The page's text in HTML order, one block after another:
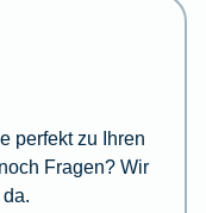
perfekt zu Ihren
Fragen? Wir